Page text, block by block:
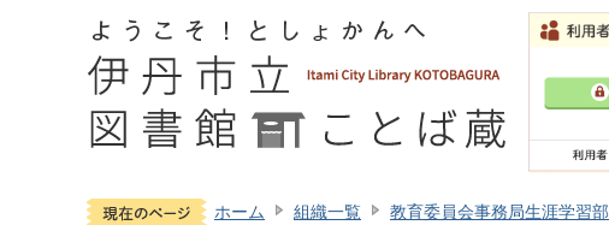
ホーム 組織一覧 教育委員会事務局生涯学習部